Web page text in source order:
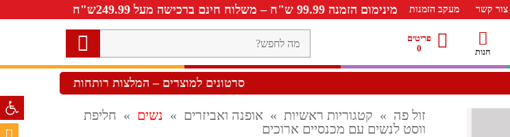
צור קשר מעקב הזמנות מינימום הזמנה 99.99 ש"ח – משלוח חינם ברכישה מעל 249.99ש"ח
חנות
פריטים
0
לחפש?
סרטונים למוצרים – המלצות רותחות
זול פה » קטגוריות ראשיות » אופנה ואביזרים » נשים » חליפת
ווסט לנשים עם מכנסיים ארוכים
פתח